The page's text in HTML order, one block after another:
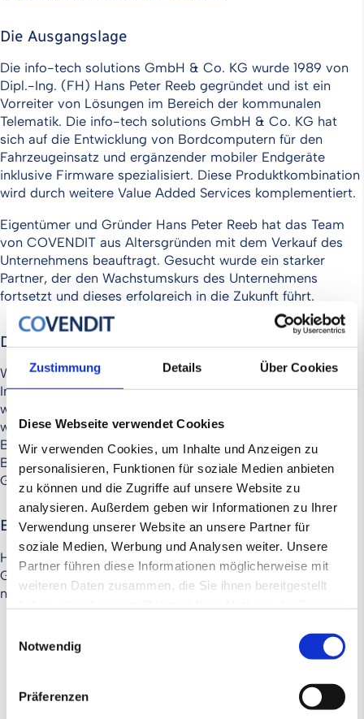
Zustimmung Details Über Cookies
Diese Webseite verwendet Cookies
Wir verwenden Cookies, um Inhalte und Anzeigen zu
personalisieren, Funktionen für soziale Medien anbieten
zu können und die Zugriffe auf unsere Website zu
analysieren. Außerdem geben wir Informationen zu Ihrer
Verwendung unserer Website an unsere Partner für
soziale Medien, Werbung und Analysen weiter. Unsere
Partner führen diese Informationen möglicherweise mit
weiteren Daten zusammen, die Sie ihnen bereitgestellt
Notwendig
Präferenzen
Die Ausgangslage
Die info-tech solutions GmbH & Co. KG wurde 1989 von
Dipl.-Ing. (FH) Hans Peter Reeb gegründet und ist ein
Vorreiter von Lösungen im Bereich der kommunalen
Telematik. Die info-tech solutions GmbH & Co. KG hat
sich auf die Entwicklung von Bordcomputern für den
Fahrzeugeinsatz und ergänzender mobiler Endgeräte
inklusive Firmware spezialisiert. Diese Produktkombination
wird durch weitere Value Added Services komplementiert.
Eigentümer und Gründer Hans Peter Reeb hat das Team
von COVENDIT aus Altersgründen mit dem Verkauf des
Unternehmens beauftragt. Gesucht wurde ein starker
Partner, der den Wachstumskurs des Unternehmens
fortsetzt und dieses erfolgreich in die Zukunft führt.
Der Verkaufsprozess
Während des Verkaufsprozesses konnten insgesamt 47
Interessenten gewonnen und zehn Kaufangebote eingeholt
werden. Im Rahmen eines strukturierten Bieterprozesses
wurde das Unternehmen innerhalb von sechs Monaten ab
Beginn der Käuferansprache an einen Privatinvestor aus
Berlin veräußert, der zukünftig die info-tech solutions
GmbH & Co. KG auch operativ führen wird.
Erfolgreiche Übergabe
Herr Reeb bleibt weiterhin für die info-tech solutions
GmbH & Co. KG tätig und begleitet die Einarbeitung des
neuen Eigentümers.